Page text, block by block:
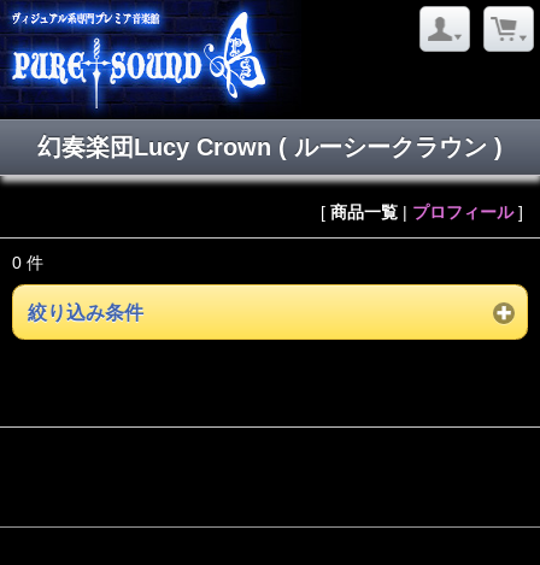
幻奏楽団Lucy Crown ( ルーシークラウン )
[ 商品一覧 | プロフィール]
0 件
絞り込み条件